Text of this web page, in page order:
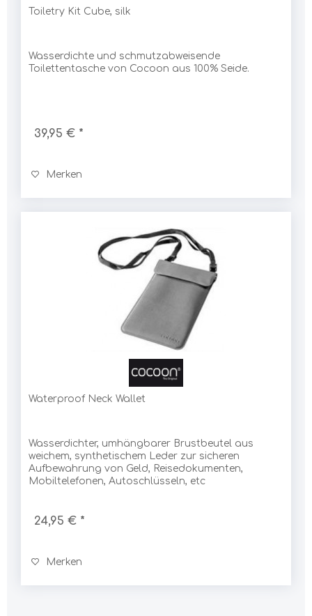
Toiletry Kit Cube, silk
Wasserdichte und schmutzabweisende
Toilettentasche von Cocoon aus 100% Seide.
39,95 € *
Merken
Waterproof Neck Wallet
Wasserdichter, umhängbarer Brustbeutel aus
weichem, synthetischem Leder zur sicheren
Aufbewahrung von Geld, Reisedokumenten,
Mobiltelefonen, Autoschlüsseln, etc
24,95 € *
Merken